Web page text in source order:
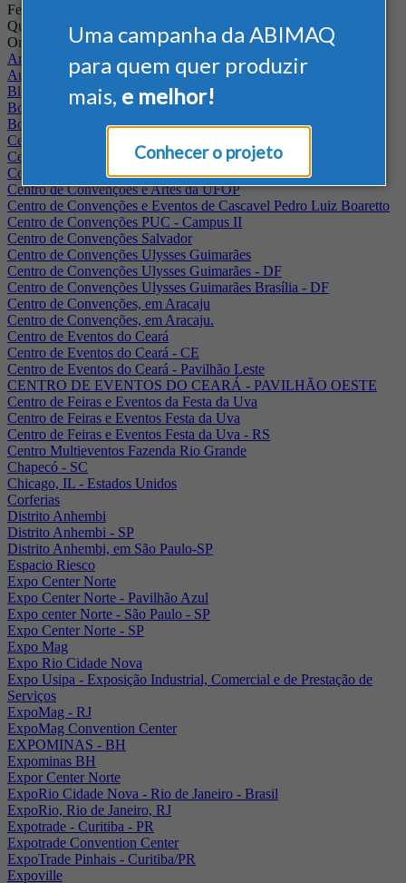
Uma campanha da ABIMAQ
para quem quer produzir
mais, e melhor!
Conhecer o projeto
Feiras
Quando
Onde
Arena Jaguariuna
Auditório Albano Franco - FIEPA
Blumenau - SC
BolognaFiere
Boulevard Olimpico - RJ
Centro Internacional de Convenções do Brasil, em Brasília
Centro de Convenções - SE
Centro de Convenções de Pernambuco - PE
Centro de Convenções e Artes da UFOP
Centro de Convenções e Eventos de Cascavel Pedro Luiz Boaretto
Centro de Convenções PUC - Campus II
Centro de Convenções Salvador
Centro de Convenções Ulysses Guimarães
Centro de Convenções Ulysses Guimarães - DF
Centro de Convenções Ulysses Guimarães Brasília - DF
Centro de Convenções, em Aracaju
Centro de Convenções, em Aracaju.
Centro de Eventos do Ceará
Centro de Eventos do Ceará - CE
Centro de Eventos do Ceará - Pavilhão Leste
CENTRO DE EVENTOS DO CEARÁ - PAVILHÃO OESTE
Centro de Feiras e Eventos da Festa da Uva
Centro de Feiras e Eventos Festa da Uva
Centro de Feiras e Eventos Festa da Uva - RS
Centro Multieventos Fazenda Rio Grande
Chapecó - SC
Chicago, IL - Estados Unidos
Corferias
Distrito Anhembi
Distrito Anhembi - SP
Distrito Anhembi, em São Paulo-SP
Espacio Riesco
Expo Center Norte
Expo Center Norte - Pavilhão Azul
Expo center Norte - São Paulo - SP
Expo Center Norte - SP
Expo Mag
Expo Rio Cidade Nova
Expo Usipa - Exposição Industrial, Comercial e de Prestação de
Serviços
ExpoMag - RJ
ExpoMag Convention Center
EXPOMINAS - BH
Expominas BH
Expor Center Norte
ExpoRio Cidade Nova - Rio de Janeiro - Brasil
ExpoRio, Rio de Janeiro, RJ
Expotrade - Curitiba - PR
Expotrade Convention Center
ExpoTrade Pinhais - Curitiba/PR
Expoville